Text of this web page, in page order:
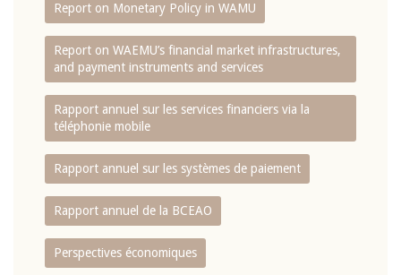
Report on Monetary Policy in WAMU
Report on WAEMU’s financial market infrastructures,
and payment instruments and services
Rapport annuel sur les services financiers via la
téléphonie mobile
Rapport annuel sur les systèmes de paiement
Rapport annuel de la BCEAO
Perspectives économiques